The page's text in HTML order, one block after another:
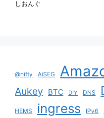
しおんぐ
@nifty AiSEG
Aukey BTC DIY DNS
HEMS ingress IPv6